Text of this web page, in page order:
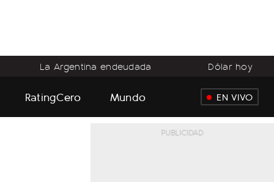
La Argentina endeudada Dólar hoy
RatingCero Mundo EN VIVO